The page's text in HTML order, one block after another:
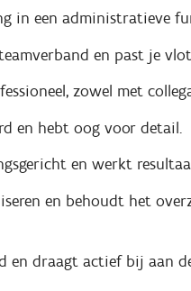
in een administratieve
en past je
zowel met
en hebt oog voor detail.
en werkt
en behoudt het
en draagt actief bij aan